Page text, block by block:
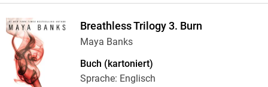
Breathless Trilogy 3. Burn
Maya Banks
Buch (kartoniert)
Sprache: Englisch